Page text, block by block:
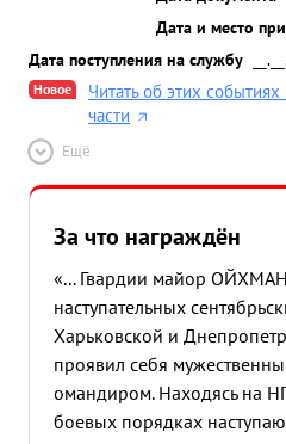
Дата и место
Дата поступления на службу
Новое
Читать об этих
части
Ещё
За что награждён
«... Гвардии майор
наступательных
Харьковской и
проявил себя
омандиром. Находясь на
боевых порядках